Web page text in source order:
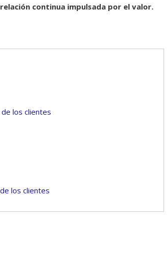
continua impulsada por el valor.
los clientes
los clientes